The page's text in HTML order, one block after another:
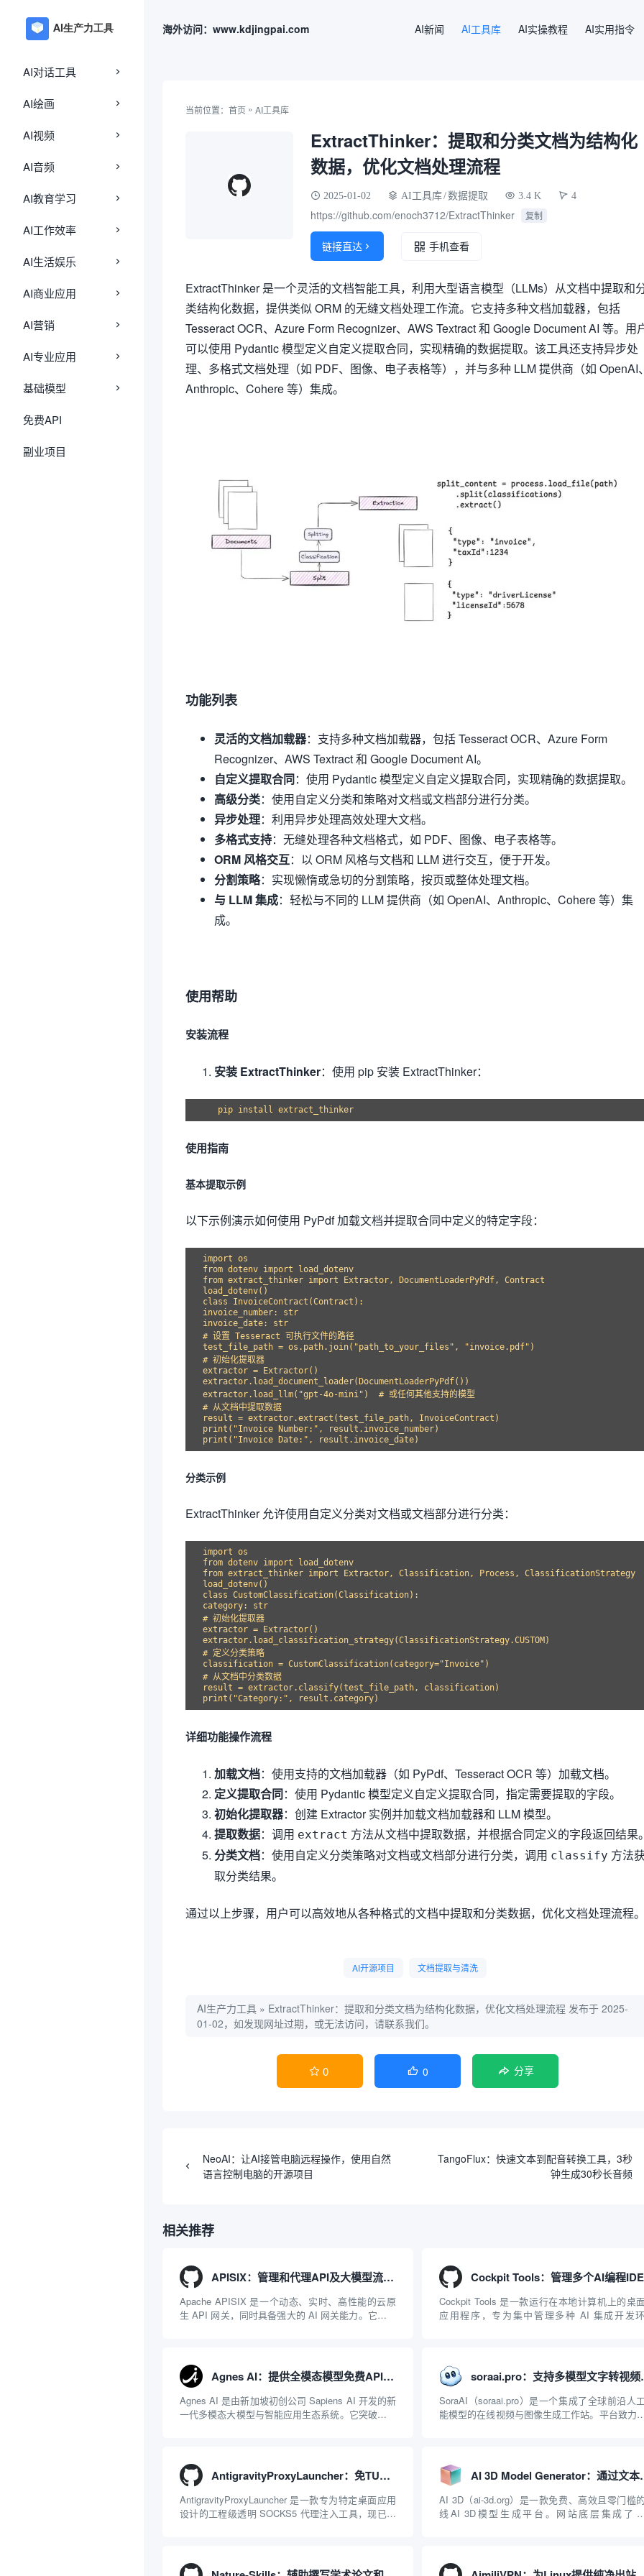
AI对话工具
AI绘画
AI视频
AI音频
AI教育学习
AI工作效率
AI生活娱乐
AI商业应用
AI营销
AI专业应用
基础模型
免费API
副业项目
海外访问：www.kdjingpai.com AI新闻 AI工具库 AI实操教程 AI实用指令
当前位置： 首页 » AI工具库
ExtractThinker：提取和分类文档为结构化
数据，优化文档处理流程
2025-01-02 AI工具库/数据提取 3.4 K 4
https://github.com/enoch3712/ExtractThinker 复制
链接直达  手机查看
ExtractThinker 是一个灵活的文档智能工具，利用大型语言模型（LLMs）从文档中提取和
类结构化数据，提供类似 ORM 的无缝文档处理工作流。它支持多种文档加载器，包括
Tesseract OCR、Azure Form Recognizer、AWS Textract 和 Google Document AI 等。用
可以使用 Pydantic 模型定义自定义提取合同，实现精确的数据提取。该工具还支持异步处
理、多格式文档处理（如 PDF、图像、电子表格等），并与多种 LLM 提供商（如 OpenAI
Anthropic、Cohere 等）集成。
功能列表
灵活的文档加载器：支持多种文档加载器，包括 Tesseract OCR、Azure Form
Recognizer、AWS Textract 和 Google Document AI。
自定义提取合同：使用 Pydantic 模型定义自定义提取合同，实现精确的数据提取。
高级分类：使用自定义分类和策略对文档或文档部分进行分类。
异步处理：利用异步处理高效处理大文档。
多格式支持：无缝处理各种文档格式，如 PDF、图像、电子表格等。
ORM 风格交互：以 ORM 风格与文档和 LLM 进行交互，便于开发。
分割策略：实现懒惰或急切的分割策略，按页或整体处理文档。
与 LLM 集成：轻松与不同的 LLM 提供商（如 OpenAI、Anthropic、Cohere 等）集
成。
使用帮助
安装流程
安装 ExtractThinker：使用 pip 安装 ExtractThinker：
使用指南
基本提取示例
以下示例演示如何使用 PyPdf 加载文档并提取合同中定义的特定字段：
import os
from dotenv import load_dotenv
from extract_thinker import Extractor, DocumentLoaderPyPdf, Contract
load_dotenv()
class InvoiceContract(Contract):
invoice_number: str
invoice_date: str
# 设置 Tesseract 可执行文件的路径
test_file_path = os.path.join("path_to_your_files", "invoice.pdf")
# 初始化提取器
extractor = Extractor()
extractor.load_document_loader(DocumentLoaderPyPdf())
extractor.load_llm("gpt-4o-mini")  # 或任何其他支持的模型
# 从文档中提取数据
result = extractor.extract(test_file_path, InvoiceContract)
print("Invoice Number:", result.invoice_number)
分类示例
ExtractThinker 允许使用自定义分类对文档或文档部分进行分类：
import os
from dotenv import load_dotenv
from extract_thinker import Extractor, Classification, Process, ClassificationStrategy
load_dotenv()
class CustomClassification(Classification):
category: str
# 初始化提取器
extractor = Extractor()
extractor.load_classification_strategy(ClassificationStrategy.CUSTOM)
# 定义分类策略
classification = CustomClassification(category="Invoice")
# 从文档中分类数据
result = extractor.classify(test_file_path, classification)
详细功能操作流程
加载文档：使用支持的文档加载器（如 PyPdf、Tesseract OCR 等）加载文档。
定义提取合同：使用 Pydantic 模型定义自定义提取合同，指定需要提取的字段。
初始化提取器：创建 Extractor 实例并加载文档加载器和 LLM 模型。
提取数据：调用 extract 方法从文档中提取数据，并根据合同定义的字段返回结果
分类文档：使用自定义分类策略对文档或文档部分进行分类，调用 classify 方法
取分类结果。
通过以上步骤，用户可以高效地从各种格式的文档中提取和分类数据，优化文档处理流程
AI开源项目 文档提取与清洗
AI生产力工具 » ExtractThinker：提取和分类文档为结构化数据，优化文档处理流程 发布于 2025-
01-02，如发现网址过期，或无法访问，请联系我们。
 0  0 分享
NeoAI：让AI接管电脑远程操作，使用自然
语言控制电脑的开源项目
TangoFlux：快速文本到配音转换工具，3秒
钟生成30秒长音频
相关推荐
APISIX：管理和代理API及大模型流量的高性能网关
Apache APISIX 是一个动态、实时、高性能的云原
生 API 网关，同时具备强大的 AI 网关能力。它基于
Cockpit Tools 是一款运行在本地计算机上的桌
应用程序，专为集中管理多种 AI 集成开发
Agnes AI：提供全模态模型免费API、支持图文视频生成与复杂工程执行的智能体平台
Agnes AI 是由新加坡初创公司 Sapiens AI 开发的新
一代多模态大模型与智能应用生态系统。它突破了单
soraai.pro
SoraAI（soraai.pro）是一个集成了全球前沿人
能模型的在线视频与图像生成工作站。平台致力
AntigravityProxyLauncher：免TUN全局代理使用Antigravity IDE
AntigravityProxyLauncher 是一款专为特定桌面应用
设计的工程级透明 SOCKS5 代理注入工具，现已支
AI 3D Model
AI 3D（ai-3d.org）是一款免费、高效且零门槛
线AI 3D模型生成平台。网站底层集成了